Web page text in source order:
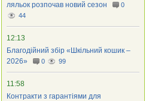
ляльок розпочав новий сезон
0
44
12:13
Благодійний збір «Шкільний кошик –
2026»
0 99
11:58
Контракти з гарантіями для